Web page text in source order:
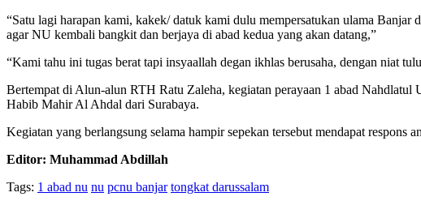
“Satu lagi harapan kami, kakek/ datuk kami dulu mempersatukan ulama
agar NU kembali bangkit dan berjaya di abad kedua yang akan datang,”
“Kami tahu ini tugas berat tapi insyaallah degan ikhlas berusaha, dengan niat
Bertempat di Alun-alun RTH Ratu Zaleha, kegiatan perayaan 1 abad
Habib Mahir Al Ahdal dari Surabaya.
Kegiatan yang berlangsung selama hampir sepekan tersebut mendapat
Editor: Muhammad Abdillah
Tags: 1 abad nu nu pcnu banjar tongkat darussalam